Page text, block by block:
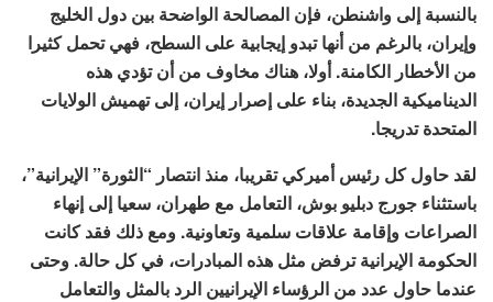
بالنسبة إلى واشنطن، فإن المصالحة الواضحة بين دول الخليج
وإيران، بالرغم من أنها تبدو إيجابية على السطح، فهي تحمل كثيرا
من الأخطار الكامنة. أولا، هناك مخاوف من أن تؤدي هذه
الديناميكية الجديدة، بناء على إصرار إيران، إلى تهميش الولايات
المتحدة تدريجا.
لقد حاول كل رئيس أميركي تقريبا، منذ انتصار “الثورة” الإيرانية”،
باستثناء جورج دبليو بوش، التعامل مع طهران، سعيا إلى إنهاء
الصراعات وإقامة علاقات سلمية وتعاونية. ومع ذلك فقد كانت
الحكومة الإيرانية ترفض مثل هذه المبادرات، في كل حالة. وحتى
عندما حاول عدد من الرؤساء الإيرانيين الرد بالمثل والتعامل